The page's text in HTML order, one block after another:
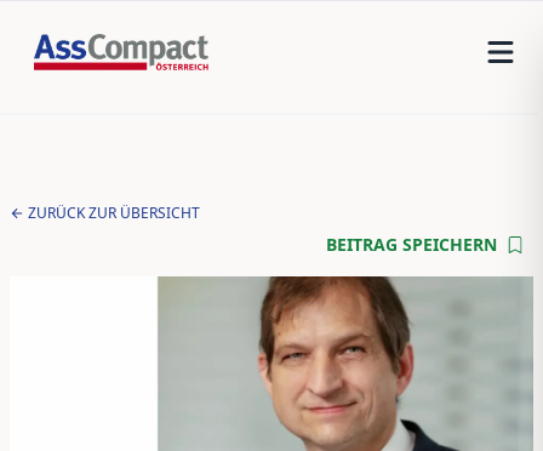
ZURÜCK ZUR ÜBERSICHT
BEITRAG SPEICHERN